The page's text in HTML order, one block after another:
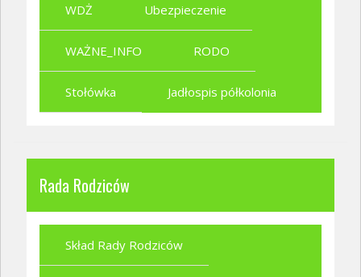
WDŻ Ubezpieczenie
WAŻNE_INFO RODO
Stołówka Jadłospis półkolonia
Rada Rodziców
Skład Rady Rodziców